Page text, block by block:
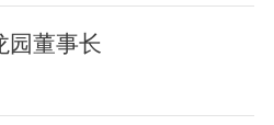
园董事长